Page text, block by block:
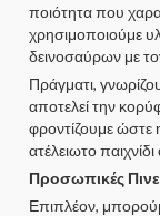
ποιότητα που
χρησιμοποιούμε
δεινοσαύρων με
Πράγματι,
αποτελεί την
φροντίζουμε ώστε
ατέλειωτο
Προσωπικές
Επιπλέον,